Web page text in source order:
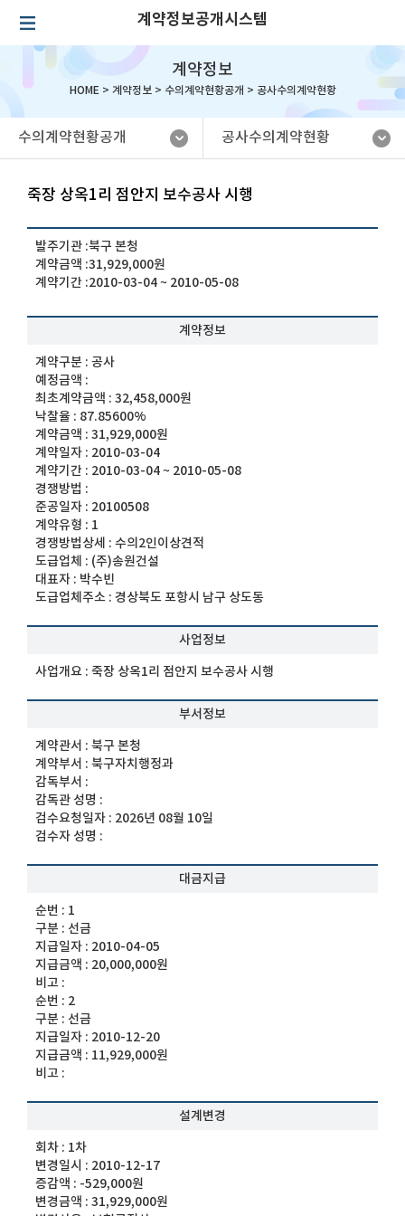
계약정보공개시스템
계약정보
HOME > 계약정보> 수의계약현황공개 > 공사수의계약현황
수의계약현황공개 공사수의계약현황
죽장 상옥1리 점안지 보수공사 시행
발주기관 :북구 본청
계약금액 :31,929,000원
계약기간 :2010-03-04 ~ 2010-05-08
계약정보
계약구분 :공사
예정금액 :
최초계약금액 :32,458,000원
낙찰율 : 87.85600%
계약금액 :31,929,000원
계약일자 : 2010-03-04
계약기간 : 2010-03-04 ~ 2010-05-08
경쟁방법 :
준공일자 : 20100508
계약유형 : 1
경쟁방법상세 :수의2인이상견적
도급업체 : (주)송원건설
대표자 : 박수빈
도급업체주소 :경상북도 포항시 남구 상도동
사업정보
사업개요 :죽장 상옥1리 점안지 보수공사 시행
부서정보
계약관서 :북구 본청
계약부서 :북구자치행정과
감독부서 :
감독관 성명 :
검수요청일자 : 2026년 08월 10일
검수자 성명 :
대금지급
순번 : 1
구분 : 선금
지급일자 : 2010-04-05
지급금액 : 20,000,000원
비고 :
순번 : 2
구분 : 선금
지급일자 : 2010-12-20
지급금액 : 11,929,000원
비고 :
설계변경
회차 : 1차
변경일시 : 2010-12-17
증감액 : -529,000원
변경금액 :31,929,000원